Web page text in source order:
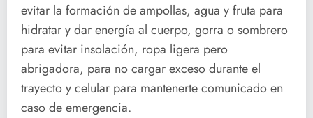
evitar la formación de ampollas, agua y fruta para
hidratar y dar energía al cuerpo, gorra o sombrero
para evitar insolación, ropa ligera pero
abrigadora, para no cargar exceso durante el
trayecto y celular para mantenerte comunicado en
caso de emergencia.